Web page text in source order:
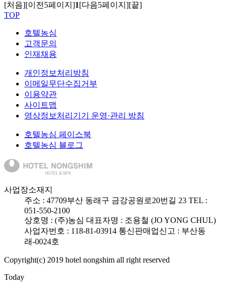
[처음][이전5페이지]1[다음5페이지][끝]
TOP
호텔농심
고객문의
인재채용
개인정보처리방침
이메일무단수집거부
이용약관
사이트맵
영상정보처리기기 운영·관리 방침
호텔농심 페이스북
호텔농심 블로그
사업장소재지
주소 : 47709부산 동래구 금강공원로20번길 23 TEL :
051-550-2100
상호명 : (주)농심 대표자명 : 조용철 (JO YONG CHUL)
사업자번호 : 118-81-03914 통신판매업신고 : 부산동
래-0024호
Copyright(c) 2019 hotel nongshim all right reserved
Today